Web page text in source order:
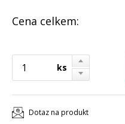
Cena celkem:
ks
Dotaz na produkt